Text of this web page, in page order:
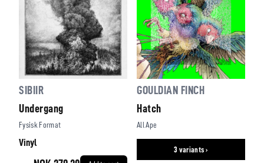
SIBIIR
Undergang
Fysisk Format
Vinyl
GOULDIAN FINCH
Hatch
All Ape
3 variants ›